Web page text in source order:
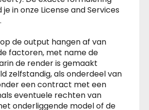
je in onze License and Services
de output hangen af van
factoren, met name de
de render is gemaakt
zelfstandig, als onderdeel van
een contract met een
eventuele rechten van
onderliggende model of de